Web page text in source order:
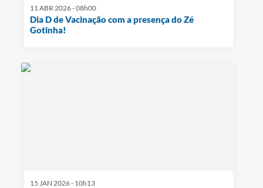
11 ABR 2026 - 08h00
Dia D de Vacinação com a presença do Zé
Gotinha!
15 JAN 2026 - 10h13